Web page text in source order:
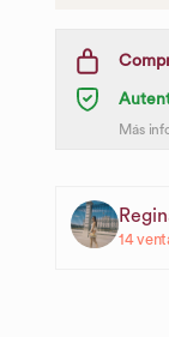
Más
14